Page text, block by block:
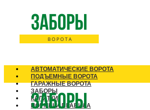
АВТОМАТИЧЕСКИЕ ВОРОТА
ПОДЪЕМНЫЕ ВОРОТА
ГАРАЖНЫЕ ВОРОТА
ЗАБОРЫ
КАЛИТКИ
НОРМЫ И ПРАВИЛА